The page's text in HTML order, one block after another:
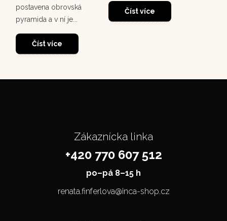
postavena obrovská
pyramida a v ní je...
Číst více
Číst více
Zákaznícka linka
+420 770 607 512
po–⁠⁠⁠⁠⁠⁠pá 8–15 h
renata.finferlova@inca-shop.cz